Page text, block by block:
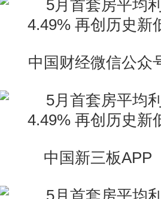
中国财经微信公众
中国新三板APP